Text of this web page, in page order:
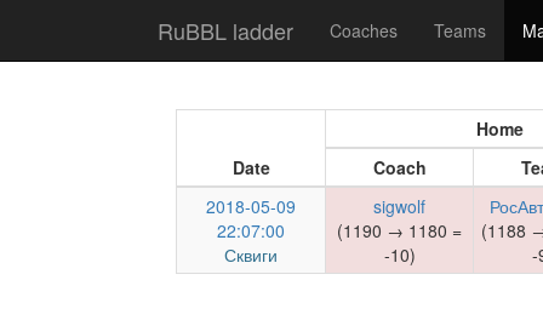
RuBBL ladder Coaches Teams
Date
Home
Coach
2018-05-09
22:07:00
Сквиги
sigwolf
(1190 → 1180 =
-10)
(1188
-